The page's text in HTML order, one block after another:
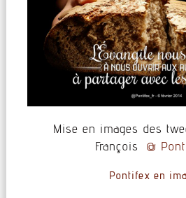
Mise en images des
François @
Pontifex en